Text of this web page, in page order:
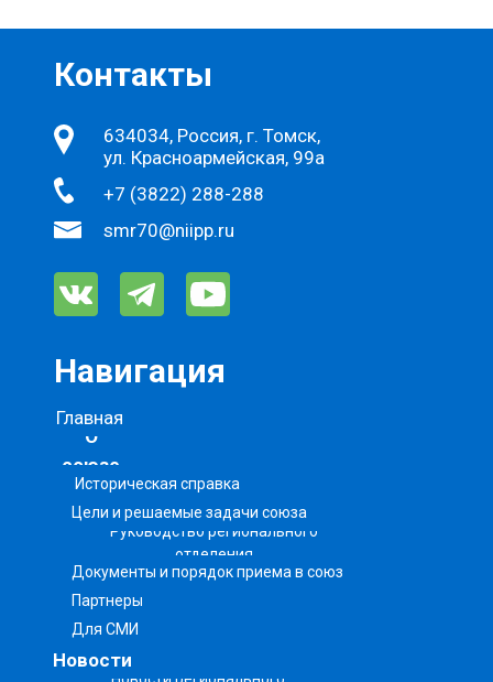
634034, Россия, г. Томск,
ул. Красноармейская, 99а
+7 (3822) 288-288
smr70@niipp.ru
Контакты
О
союзе
Новости
Навигация
Главная
Историческая справка
Цели и решаемые задачи союза
Руководство регионального
отделения
Документы и порядок приема в союз
Партнеры
Для СМИ